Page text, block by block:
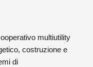
multiutility
costruzione e
di